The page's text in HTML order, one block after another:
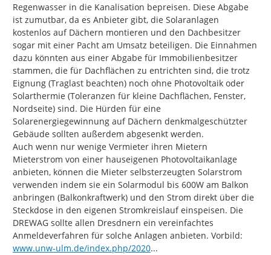
Regenwasser in die Kanalisation bepreisen. Diese Abgabe
ist zumutbar, da es Anbieter gibt, die Solaranlagen
kostenlos auf Dächern montieren und den Dachbesitzer
sogar mit einer Pacht am Umsatz beteiligen. Die Einnahmen
dazu könnten aus einer Abgabe für Immobilienbesitzer
stammen, die für Dachflächen zu entrichten sind, die trotz
Eignung (Traglast beachten) noch ohne Photovoltaik oder
Solarthermie (Toleranzen für kleine Dachflächen, Fenster,
Nordseite) sind. Die Hürden für eine
Solarenergiegewinnung auf Dächern denkmalgeschützter
Gebäude sollten außerdem abgesenkt werden.
Auch wenn nur wenige Vermieter ihren Mietern
Mieterstrom von einer hauseigenen Photovoltaikanlage
anbieten, können die Mieter selbsterzeugten Solarstrom
verwenden indem sie ein Solarmodul bis 600W am Balkon
anbringen (Balkonkraftwerk) und den Strom direkt über die
Steckdose in den eigenen Stromkreislauf einspeisen. Die
DREWAG sollte allen Dresdnern ein vereinfachtes
Anmeldeverfahren für solche Anlagen anbieten. Vorbild:
www.unw-ulm.de/index.php/2020/10/02/balkon-pv-
...